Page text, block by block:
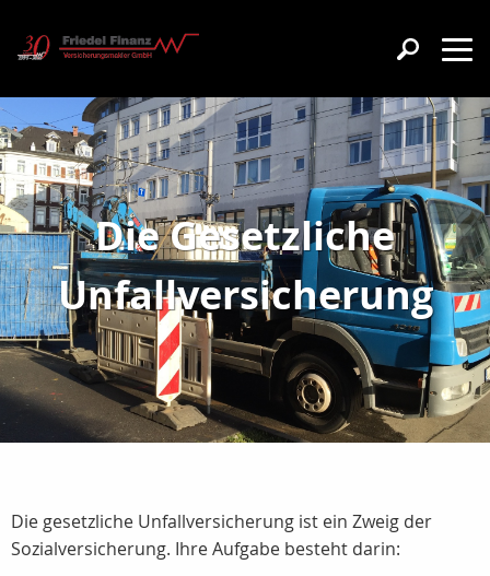
Die Gesetzliche
Unfallversicherung
Die gesetzliche Unfallversicherung ist ein Zweig der
Sozialversicherung. Ihre Aufgabe besteht darin: